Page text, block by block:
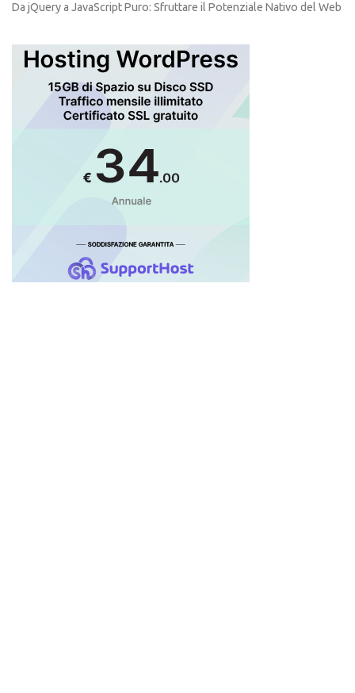
Da jQuery a JavaScript Puro: Sfruttare il Potenziale Nativo del Web